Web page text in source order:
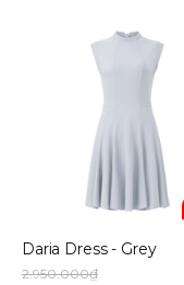
Daria Dress - Grey
2.950.000₫